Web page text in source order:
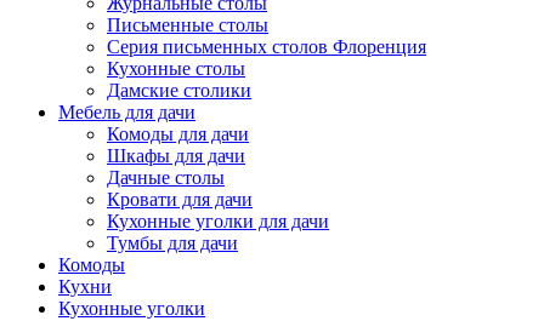
Письменные столы
Серия письменных столов Флоренция
Кухонные столы
Дамские столики
Мебель для дачи
Комоды для дачи
Шкафы для дачи
Дачные столы
Кровати для дачи
Кухонные уголки для дачи
Тумбы для дачи
Комоды
Кухни
Кухонные уголки